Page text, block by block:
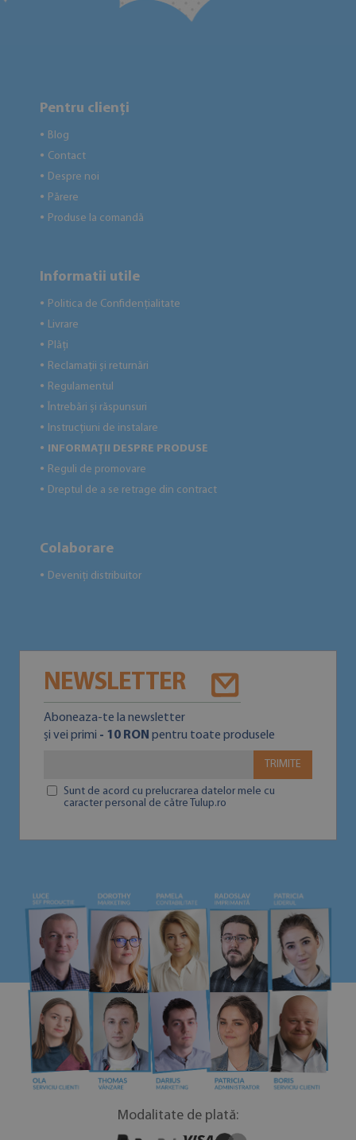
Pentru clienți
● Blog
● Contact
● Despre noi
● Părere
● Produse la comandă
Informatii utile
● Politica de Confidențialitate
● Livrare
● Plăți
● Reclamații și returnări
● Regulamentul
● Întrebări și răspunsuri
● Instrucțiuni de instalare
● INFORMAȚII DESPRE PRODUSE
● Reguli de promovare
● Dreptul de a se retrage din contract
Colaborare
● Deveniți distribuitor
NEWSLETTER
Aboneaza-te la newsletter
și vei primi - 10 RON pentru toate produsele
TRIMITE
Sunt de acord cu prelucrarea datelor mele cu
caracter personal de către Tulup.ro
Modalitate de plată: